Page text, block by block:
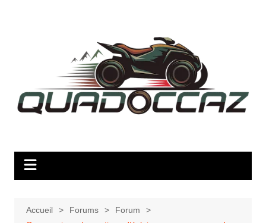
Accueil Forums
Forum